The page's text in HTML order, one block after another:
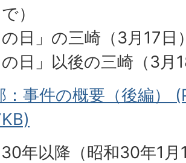
）
の日」の三崎（3月17日
の日」以後の三崎（3月
：事件の概要（後編）
年以降（昭和30年1月